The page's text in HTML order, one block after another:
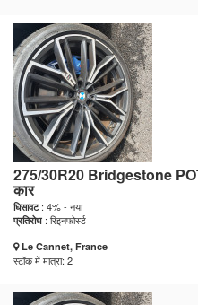
275/30R20 Bridgestone
कार
घिसावट: 4% - नया
प्रतिरोध : रिइनफोर्स्ड
Le Cannet, France
स्टॉक में मात्रा: 2